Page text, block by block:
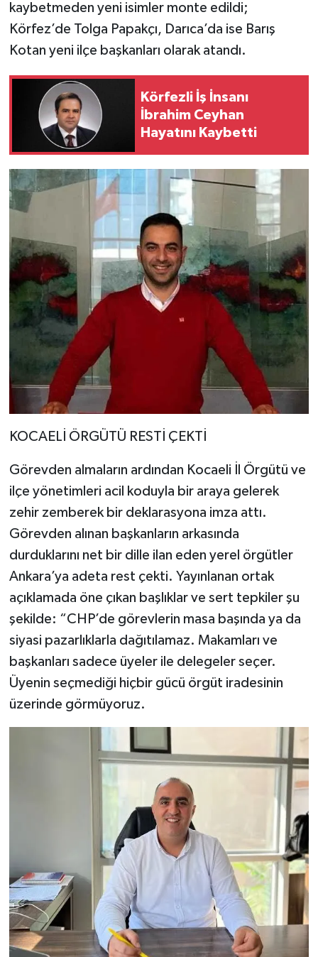
kaybetmeden yeni isimler monte edildi;
Körfez’de Tolga Papakçı, Darıca’da ise Barış
Kotan yeni ilçe başkanları olarak atandı.
Körfezli İş İnsanı
İbrahim Ceyhan
Hayatını Kaybetti
KOCAELİ ÖRGÜTÜ RESTİ ÇEKTİ
Görevden almaların ardından Kocaeli İl Örgütü ve
ilçe yönetimleri acil koduyla bir araya gelerek
zehir zemberek bir deklarasyona imza attı.
Görevden alınan başkanların arkasında
durduklarını net bir dille ilan eden yerel örgütler
Ankara’ya adeta rest çekti. Yayınlanan ortak
açıklamada öne çıkan başlıklar ve sert tepkiler şu
şekilde: “CHP’de görevlerin masa başında ya da
siyasi pazarlıklarla dağıtılamaz. Makamları ve
başkanları sadece üyeler ile delegeler seçer.
Üyenin seçmediği hiçbir gücü örgüt iradesinin
üzerinde görmüyoruz.